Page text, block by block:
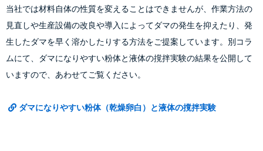
当社では材料自体の性質を変えることはできませんが、作業方法の
見直しや生産設備の改良や導入によってダマの発生を抑えたり、発
生したダマを早く溶かしたりする方法をご提案しています。別コラ
ムにて、ダマになりやすい粉体と液体の撹拌実験の結果を公開して
いますので、あわせてご覧ください。
ダマになりやすい粉体（乾燥卵白）と液体の撹拌実験